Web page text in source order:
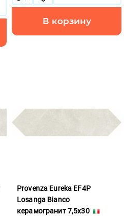
В корзину
Provenza Eureka EF4P
Losanga Bianco
керамогранит 7,5x30